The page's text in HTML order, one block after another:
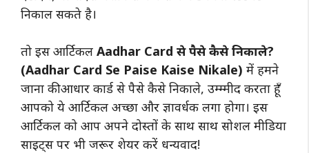
निकाल सकते है।
तो इस आर्टिकल Aadhar Card से पैसे कैसे निकाले?
(Aadhar Card Se Paise Kaise Nikale) में हमने
जाना की आधार कार्ड से पैसे कैसे निकाले, उम्म्मीद करता हूँ
आपको ये आर्टिकल अच्छा और ज्ञावर्धक लगा होगा। इस
आर्टिकल को आप अपने दोस्तों के साथ साथ सोशल मीडिया
साइट्स पर भी जरूर शेयर करें धन्यवाद!